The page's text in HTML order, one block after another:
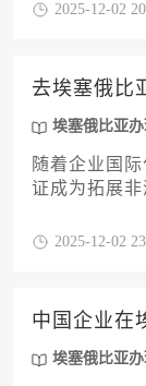
指导与风险
2025-12-02
去埃塞俄比
埃塞俄比亚
随着企业国
证成为拓展
请主体资格
避材料瑕疵
完成跨境文
2025-12-02
中国企业在
埃塞俄比亚